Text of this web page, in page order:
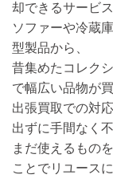
却できるサービス
ソファーや冷蔵
型製品から、
昔集めたコレク
で幅広い品物が
出張買取での対
出ずに手間なく
まだ使えるもの
ことでリユース